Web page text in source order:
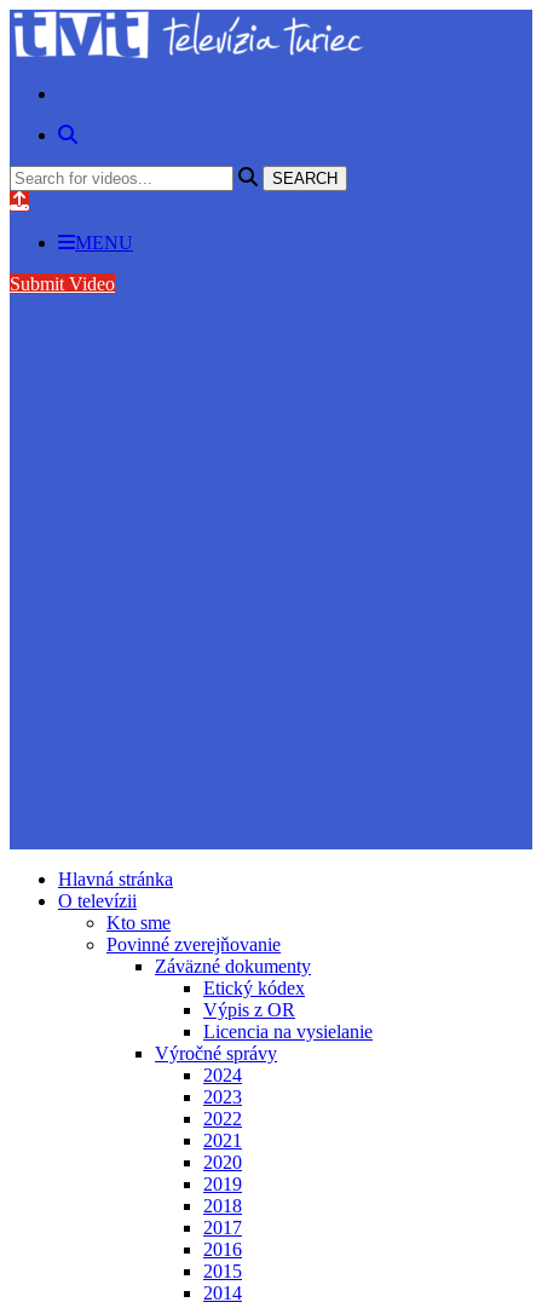
MENU
Submit Video
Hlavná stránka
O televízii
Kto sme
Povinné zverejňovanie
Záväzné dokumenty
Etický kódex
Výpis z OR
Licencia na vysielanie
Výročné správy
2024
2023
2022
2021
2020
2019
2018
2017
2016
2015
2014